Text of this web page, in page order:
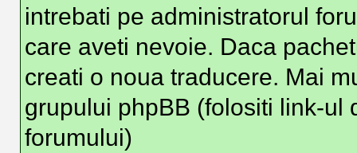
intrebati pe administratorul
care aveti nevoie. Daca
creati o noua traducere. Mai
grupului phpBB (folositi link-ul
forumului)